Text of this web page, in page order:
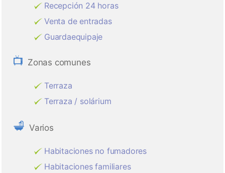
Recepción 24 horas
Venta de entradas
Guardaequipaje
Zonas comunes
Terraza
Terraza / solárium
Varios
Habitaciones no fumadores
Habitaciones familiares